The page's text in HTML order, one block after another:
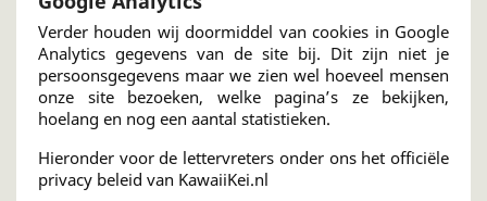
Verder houden wij doormiddel van cookies in Google
Analytics gegevens van de site bij. Dit zijn niet je
persoonsgegevens maar we zien wel hoeveel mensen
onze site bezoeken, welke pagina’s ze bekijken,
hoelang en nog een aantal statistieken.
Hieronder voor de lettervreters onder ons het officiële
privacy beleid van KawaiiKei.nl